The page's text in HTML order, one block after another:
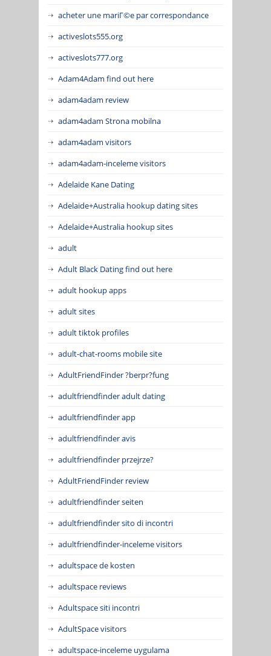
acheter une mariГ©e par correspondance
activeslots555.org
activeslots777.org
Adam4Adam find out here
adam4adam review
adam4adam Strona mobilna
adam4adam visitors
adam4adam-inceleme visitors
Adelaide Kane Dating
Adelaide+Australia hookup dating sites
Adelaide+Australia hookup sites
adult
Adult Black Dating find out here
adult hookup apps
adult sites
adult tiktok profiles
adult-chat-rooms mobile site
AdultFriendFinder ?berpr?fung
adultfriendfinder adult dating
adultfriendfinder app
adultfriendfinder avis
adultfriendfinder przejrze?
AdultFriendFinder review
adultfriendfinder seiten
adultfriendfinder sito di incontri
adultfriendfinder-inceleme visitors
adultspace de kosten
adultspace reviews
Adultspace siti incontri
AdultSpace visitors
adultspace-inceleme uygulama